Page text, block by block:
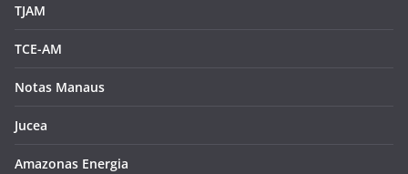
TJAM
TCE-AM
Notas Manaus
Jucea
Amazonas Energia